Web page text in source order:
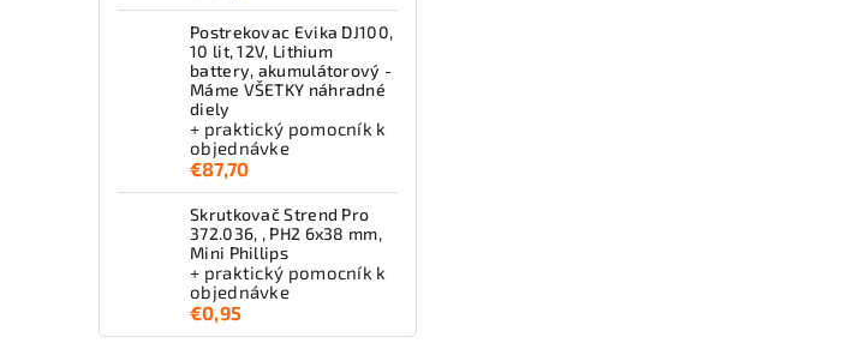
Postrekovac Evika DJ100,
10 lit, 12V, Lithium
battery, akumulátorový -
Máme VŠETKY náhradné
diely
+ praktický pomocník k
objednávke
€87,70
Skrutkovač Strend Pro
372.036, , PH2 6x38 mm,
Mini Phillips
+ praktický pomocník k
objednávke
€0,95